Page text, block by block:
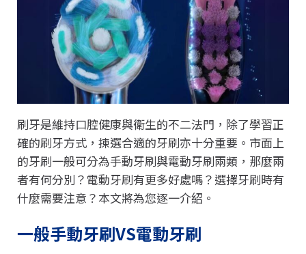
刷牙是維持口腔健康與衛生的不二法門，除了學習正
確的刷牙方式，揀選合適的牙刷亦十分重要。市面上
的牙刷一般可分為手動牙刷與電動牙刷兩類，那麼兩
者有何分別？電動牙刷有更多好處嗎？選擇牙刷時有
什麼需要注意？本文將為您逐一介紹。
一般手動牙刷VS電動牙刷